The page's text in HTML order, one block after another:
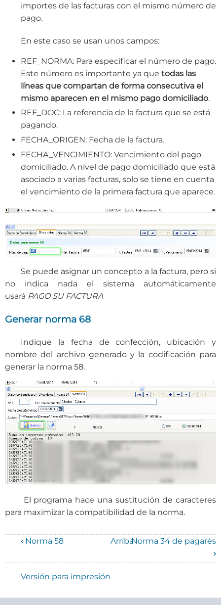
importes de las facturas con el mismo número de
pago.
En este caso se usan unos campos:
REF_NORMA: Para especificar el número de pago.
Este número es importante ya que todas las
líneas que compartan de forma consecutiva el
mismo aparecen en el mismo pago domiciliado.
REF_DOC: La referencia de la factura que se está
pagando.
FECHA_ORIGEN: Fecha de la factura.
FECHA_VENCIMIENTO: Vencimiento del pago
domiciliado. A nivel de pago domiciliado que está
asociado a varias facturas, solo se tiene en cuenta
el vencimiento de la primera factura que aparece.
Se puede asignar un concepto a la factura, pero si
no indica nada el sistema automáticamente
usará PAGO SU FACTURA
Generar norma 68
Indique la fecha de confección, ubicación y
nombre del archivo generado y la codificación para
generar la norma 58.
El programa hace una sustitución de caracteres
para maximizar la compatibilidad de la norma.
‹ Norma 58 ArribaNorma 34 de pagarés
›
Versión para impresión